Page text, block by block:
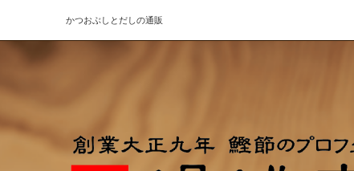
かつおぶしとだしの通販